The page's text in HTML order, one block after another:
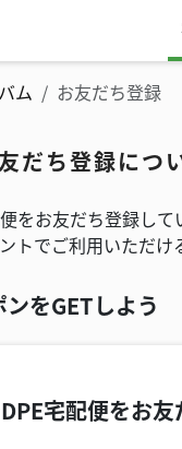
便
ム お友だち登録
だち登録につ
をお友だち登録し
トでご利用いただけ
をGETしよう
宅配便をお